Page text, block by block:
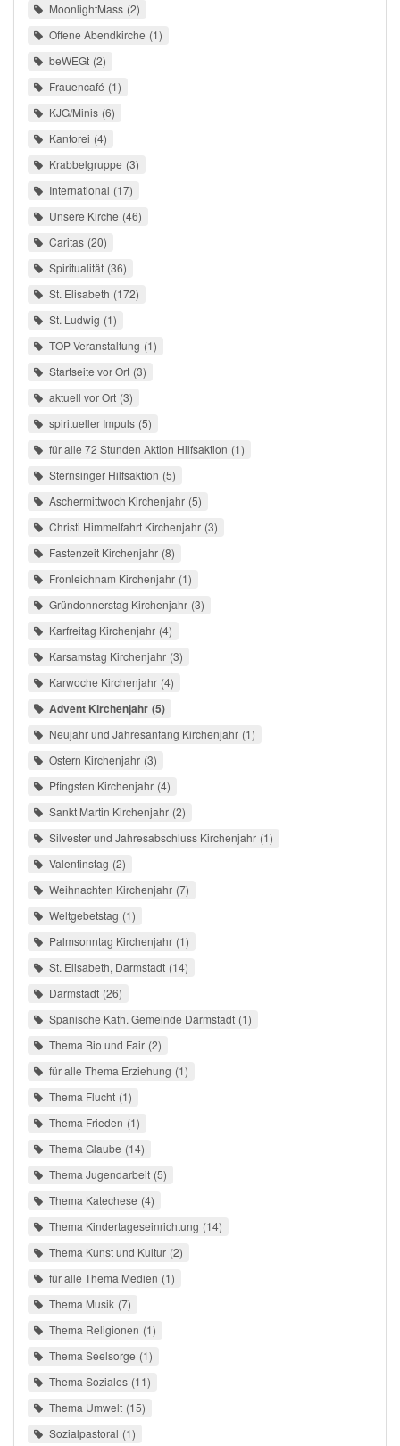
MoonlightMass 2
Offene Abendkirche 1
beWEGt 2
Frauencafé 1
KJG/Minis 6
Kantorei 4
Krabbelgruppe 3
International 17
Unsere Kirche 46
Caritas 20
Spiritualität 36
St. Elisabeth 172
St. Ludwig 1
TOP Veranstaltung 1
Startseite vor Ort 3
aktuell vor Ort 3
spiritueller Impuls 5
für alle 72 Stunden Aktion Hilfsaktion 1
Sternsinger Hilfsaktion 5
Aschermittwoch Kirchenjahr 5
Christi Himmelfahrt Kirchenjahr 3
Fastenzeit Kirchenjahr 8
Fronleichnam Kirchenjahr 1
Gründonnerstag Kirchenjahr 3
Karfreitag Kirchenjahr 4
Karsamstag Kirchenjahr 3
Karwoche Kirchenjahr 4
Advent Kirchenjahr 5
Neujahr und Jahresanfang Kirchenjahr 1
Ostern Kirchenjahr 3
Pfingsten Kirchenjahr 4
Sankt Martin Kirchenjahr 2
Silvester und Jahresabschluss Kirchenjahr 1
Valentinstag 2
Weihnachten Kirchenjahr 7
Weltgebetstag 1
Palmsonntag Kirchenjahr 1
St. Elisabeth, Darmstadt 14
Darmstadt 26
Spanische Kath. Gemeinde Darmstadt 1
Thema Bio und Fair 2
für alle Thema Erziehung 1
Thema Flucht 1
Thema Frieden 1
Thema Glaube 14
Thema Jugendarbeit 5
Thema Katechese 4
Thema Kindertageseinrichtung 14
Thema Kunst und Kultur 2
für alle Thema Medien 1
Thema Musik 7
Thema Religionen 1
Thema Seelsorge 1
Thema Soziales 11
Thema Umwelt 15
Sozialpastoral 1